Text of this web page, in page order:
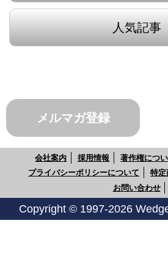
人気記事
メルマガ登録
会社案内 採用情報 著作権につ
プライバシーポリシーについて
特定
お問い合わせ
Copyright © 1997-2026